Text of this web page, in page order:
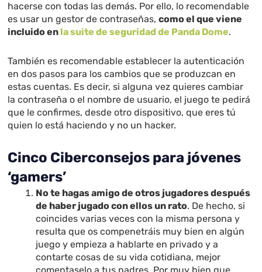
hacerse con todas las demás. Por ello, lo recomendable
es usar un gestor de contraseñas,como el que viene
incluido en la suite de seguridad de Panda Dome.
También es recomendable establecer la autenticación
en dos pasos para los cambios que se produzcan en
estas cuentas. Es decir, si alguna vez quieres cambiar
la contraseña o el nombre de usuario, el juego te pedirá
que le confirmes, desde otro dispositivo, que eres tú
quien lo está haciendo y no un hacker.
Cinco Ciberconsejos para jóvenes
‘gamers’
No te hagas amigo de otros jugadores después
de haber jugado con ellos un rato. De hecho, si
coincides varias veces con la misma persona y
resulta que os compenetráis muy bien en algún
juego y empieza a hablarte en privado y a
contarte cosas de su vida cotidiana, mejor